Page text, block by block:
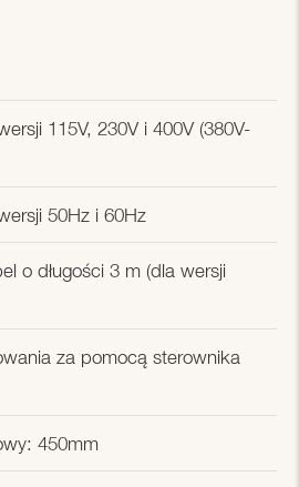
115V, 230V i 400V (380V-
50Hz i 60Hz
o długości 3 m (dla wersji
za pomocą sterownika
450mm